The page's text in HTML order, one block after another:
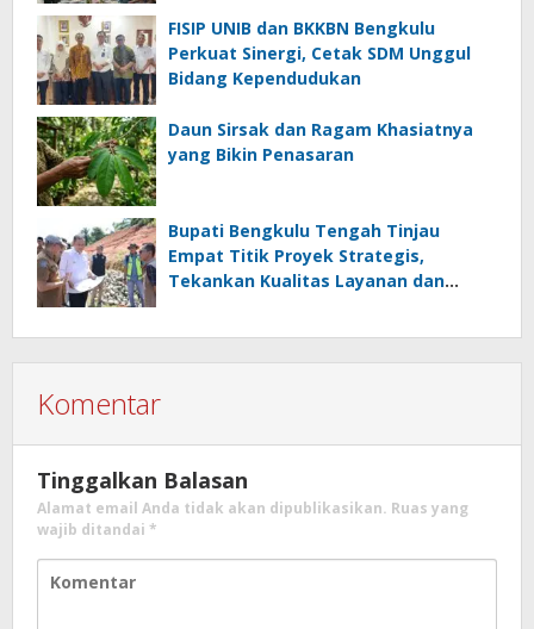
FISIP UNIB dan BKKBN Bengkulu
Perkuat Sinergi, Cetak SDM Unggul
Bidang Kependudukan
Daun Sirsak dan Ragam Khasiatnya
yang Bikin Penasaran
Bupati Bengkulu Tengah Tinjau
Empat Titik Proyek Strategis,
Tekankan Kualitas Layanan dan
Komentar
Tinggalkan Balasan
Alamat email Anda tidak akan dipublikasikan. Ruas yang
wajib ditandai *